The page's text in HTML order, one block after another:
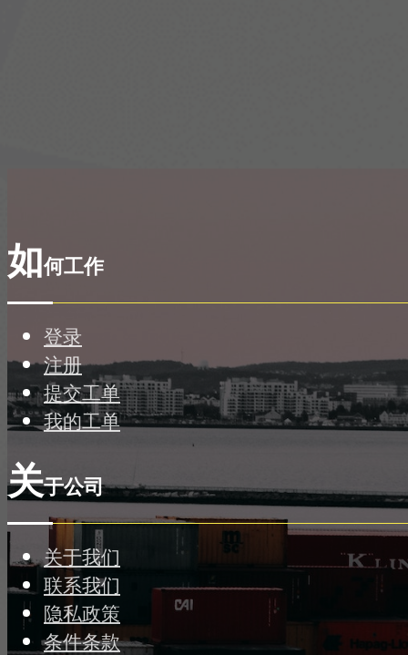
如何工作
登录
注册
提交工单
我的工单
关于公司
关于我们
联系我们
隐私政策
条件条款